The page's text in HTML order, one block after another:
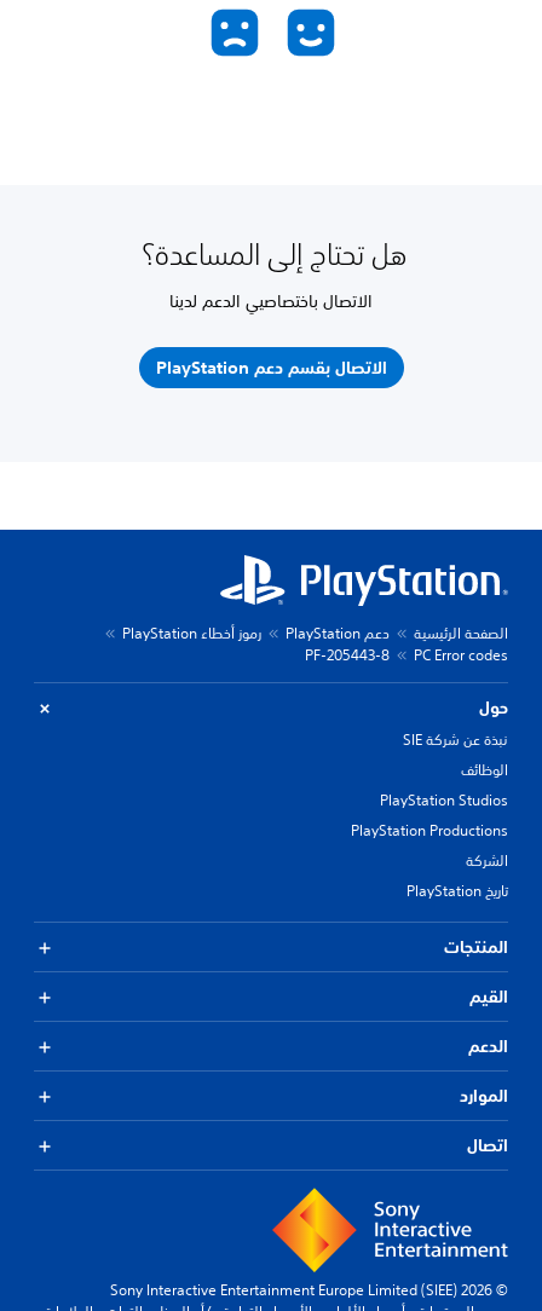
هل تحتاج إلى المساعدة؟
الاتصال باختصاصيي الدعم لدينا
الاتصال بقسم دعم PlayStation
الصفحة الرئيسية دعم PlayStation
رموز أخطاء PlayStation
PC Error codes
PF-205443-8
حول
نبذة عن شركة SIE
الوظائف
PlayStation Studios
PlayStation Productions
الشركة
تاريخ PlayStation
المنتجات
القيم
الدعم
الموارد
اتصال
© 2026 Sony Interactive Entertainment Europe Limited (SIEE)